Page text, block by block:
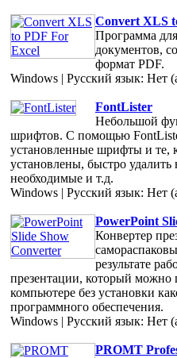
Convert XLS
Программа
документов,
формат PDF.
Windows | Русский язык: Нет
FontLister
Небольшой
шрифтов. С помощью
установленные шрифты и те,
установлены, быстро
необходимые и т.д.
Windows | Русский язык: Нет
PowerPoint
Конвертер
результате
презентации, который можно
компьютере без установки
программного обеспечения.
Windows | Русский язык: Нет
PROMT